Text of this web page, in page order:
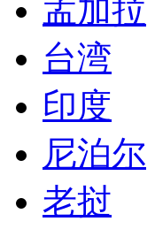
孟加拉
台湾
印度
尼泊尔
老挝